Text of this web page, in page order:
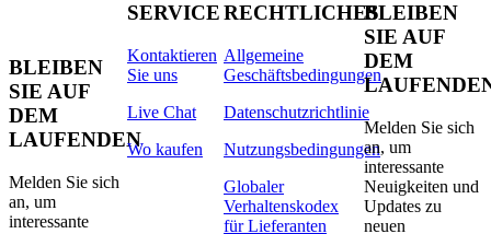
BLEIBEN
SIE AUF
DEM
LAUFENDEN
Melden Sie sich
an, um
interessante
SERVICE
Kontaktieren
Sie uns
Live Chat
Wo kaufen
RECHTLICHES
Allgemeine
Geschäftsbedingungen
Datenschutzrichtlinie
Nutzungsbedingungen
Globaler
Verhaltenskodex
für Lieferanten
BLEIBEN
SIE AUF
DEM
Melden Sie sich
an, um
interessante
Neuigkeiten und
Updates zu
neuen